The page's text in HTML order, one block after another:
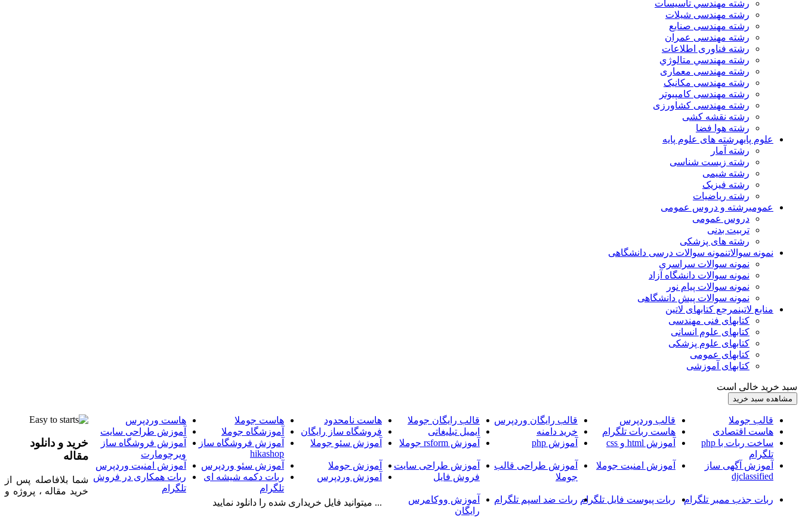
رشته مهندسي تاسيسات
رشته مهندسی شیلات
رشته مهندسی صنایع
رشته مهندسی عمران
رشته فناوری اطلاعات
رشته مهندسي متالوژي
رشته مهندسی معماری
رشته مهندسی مکانیک
رشته مهندسی کامپیوتر
رشته مهندسی کشاورزی
رشته نقشه کشی
رشته هوا فضا
علوم پایهرشته های علوم پایه
رشته آمار
رشته زیست شناسی
رشته شیمی
رشته فیزیک
رشته ریاضیات
عمومیرشته و دروس عمومی
دروس عمومی
تربیت بدنی
رشته های پزشکی
نمونه سوالاتنمونه سوالات درسی دانشگاهی
نمونه سوالات سراسری
نمونه سوالات دانشگاه آزاد
نمونه سوالات پیام نور
نمونه سوالات پیش دانشگاهی
منابع لاتینمرجع کتابهای لاتین
کتابهای فنی مهندسی
کتابهای علوم انسانی
کتابهای علوم پزشکی
کتابهای عمومی
کتابهای آموزشی
سبد خرید خالی است
قالب جوملا قالب وردپرس قالب رایگان وردپرس قالب رایگان جوملا هاست نامحدود هاست جوملا
هاست وردپرس
هاست اقتصادی
هاست ربات تلگرام خرید دامنه ایمیل تبلیغاتی فروشگاه ساز رایگان آموزشگاه جوملا
آموزش طراحی سایت
ساخت ربات با php
تلگرام
آموزش html و css آموزش php آموزش rsform جوملا آموزش سئو جوملا
آموزش فروشگاه ساز
hikashop
آموزش فروشگاه ساز
ویرچومارت
آموزش آگهی ساز
djclassified
آموزش امنیت جوملا
آموزش طراحی قالب
جوملا
آموزش طراحی سایت
فروش فایل
آموزش جوملا آموزش سئو وردپرس
آموزش امنیت وردپرس
آموزش وردپرس
ربات دکمه شیشه ای
تلگرام
ربات همکاری در فروش
تلگرام
ربات جذب ممبر تلگرام
ربات پیوست فایل تلگرام ربات ضد اسپم تلگرام
آموزش ووکامرس
رایگان
خرید و دانلود
مقاله
شما بلافاصله پس از
خرید مقاله ، پروژه و
... میتوانید فایل خریداری شده را دانلود نمایید